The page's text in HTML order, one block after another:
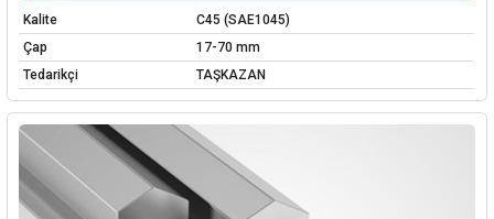
Kalite
C45 (SAE1045)
Çap
17-70 mm
Tedarikçi
TAŞKAZAN